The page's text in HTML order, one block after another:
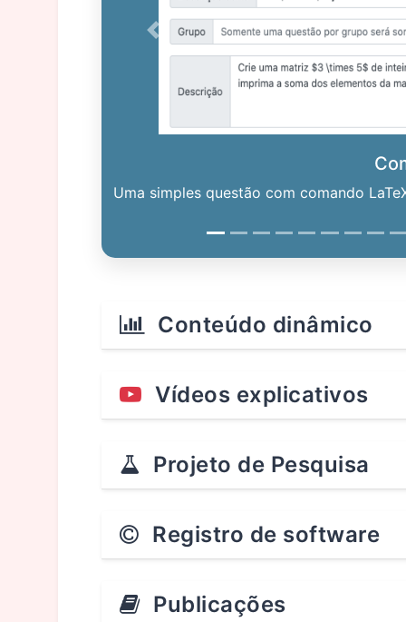
Uma simples questão com comando
Previous
Conteúdo dinâmico
Vídeos explicativos
Projeto de Pesquisa
Registro de software
Publicações